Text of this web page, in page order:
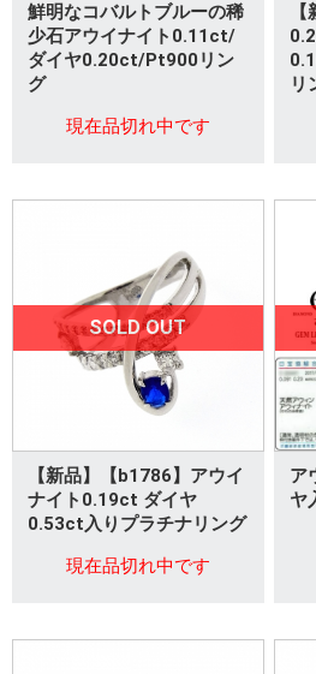
鮮明なコバルトブルーの稀
少石アウイナイト0.11ct/
ダイヤ0.20ct/Pt900リン
グ
現在品切れ中です
リ
SOLD OUT
【新品】【b1786】アウイ
ナイト0.19ct ダイヤ
0.53ct入りプラチナリング
現在品切れ中です
ア
ヤ